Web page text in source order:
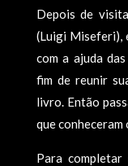
Depois de
(Luigi Miseferi),
com a ajuda
fim de reunir
livro. Então
que
Para completar